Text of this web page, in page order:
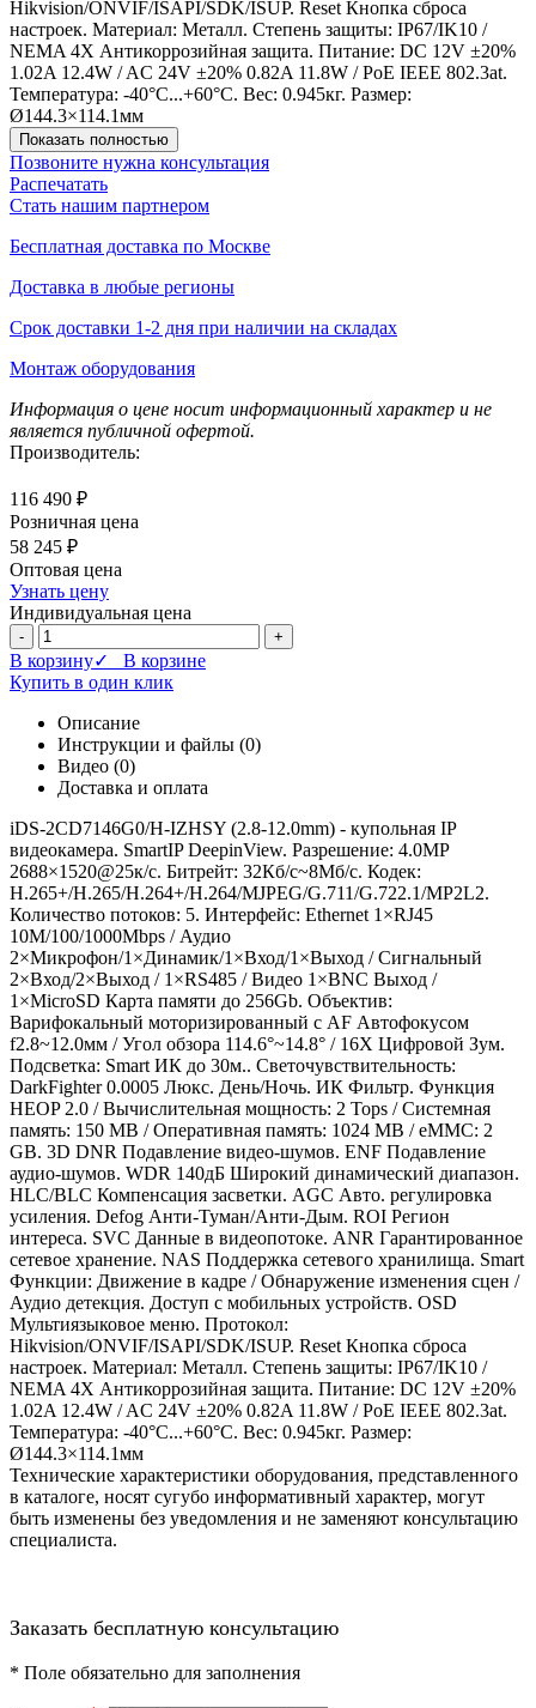
Hikvision/ONVIF/ISAPI/SDK/ISUP. Reset Кнопка сброса
настроек. Материал: Металл. Степень защиты: IP67/IK10 /
NEMA 4X Антикоррозийная защита. Питание: DC 12V ±20%
1.02A 12.4W / AC 24V ±20% 0.82A 11.8W / PoE IEEE 802.3at.
Температура: -40°C...+60°C. Вес: 0.945кг. Размер:
Ø144.3×114.1мм
Показать полностью
Позвоните нужна консультация
Распечатать
Стать нашим партнером
Бесплатная доставка по Москве
Доставка в любые регионы
Срок доставки 1-2 дня при наличии на складах
Монтаж оборудования
Информация о цене носит информационный характер и не
является публичной офертой.
Производитель:
116 490 ₽
Розничная цена
58 245 ₽
Оптовая цена
Узнать цену
Индивидуальная цена
- +
В корзину✓ В корзине
Купить в один клик
Описание
Инструкции и файлы (0)
Видео (0)
Доставка и оплата
iDS-2CD7146G0/H-IZHSY (2.8-12.0mm) - купольная IP
видеокамера. SmartIP DeepinView. Разрешение: 4.0МР
2688×1520@25к/с. Битрейт: 32Кб/с~8Мб/с. Кодек:
H.265+/H.265/H.264+/H.264/MJPEG/G.711/G.722.1/MP2L2.
Количество потоков: 5. Интерфейс: Ethernet 1×RJ45
10M/100/1000Mbps / Аудио
2×Микрофон/1×Динамик/1×Вход/1×Выход / Сигнальный
2×Вход/2×Выход / 1×RS485 / Видео 1×BNC Выход /
1×MicroSD Карта памяти до 256Gb. Объектив:
Варифокальный моторизированный с AF Автофокусом
f2.8~12.0мм / Угол обзора 114.6°~14.8° / 16X Цифровой Зум.
Подсветка: Smart ИК до 30м.. Светочувствительность:
DarkFighter 0.0005 Люкс. День/Ночь. ИК Фильтр. Функция
HEOP 2.0 / Вычислительная мощность: 2 Tops / Системная
память: 150 MB / Оперативная память: 1024 MB / eMMC: 2
GB. 3D DNR Подавление видео-шумов. ENF Подавление
аудио-шумов. WDR 140дБ Широкий динамический диапазон.
HLC/BLC Компенсация засветки. AGC Авто. регулировка
усиления. Defog Анти-Туман/Анти-Дым. ROI Регион
интереса. SVC Данные в видеопотоке. ANR Гарантированное
сетевое хранение. NAS Поддержка сетевого хранилища. Smart
Функции: Движение в кадре / Обнаружение изменения сцен /
Аудио детекция. Доступ с мобильных устройств. OSD
Мультиязыковое меню. Протокол:
Hikvision/ONVIF/ISAPI/SDK/ISUP. Reset Кнопка сброса
настроек. Материал: Металл. Степень защиты: IP67/IK10 /
NEMA 4X Антикоррозийная защита. Питание: DC 12V ±20%
1.02A 12.4W / AC 24V ±20% 0.82A 11.8W / PoE IEEE 802.3at.
Температура: -40°C...+60°C. Вес: 0.945кг. Размер:
Ø144.3×114.1мм
Технические характеристики оборудования, представленного
в каталоге, носят сугубо информативный характер, могут
быть изменены без уведомления и не заменяют консультацию
специалиста.
Заказать бесплатную консультацию
* Поле обязательно для заполнения